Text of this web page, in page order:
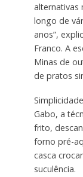
alternativas
longo de
anos”,
Franco. A
Minas de
de pratos
Gabo, a
frito,
forno pré-
casca
suculência.